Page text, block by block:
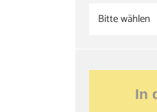
Bitte wählen
In